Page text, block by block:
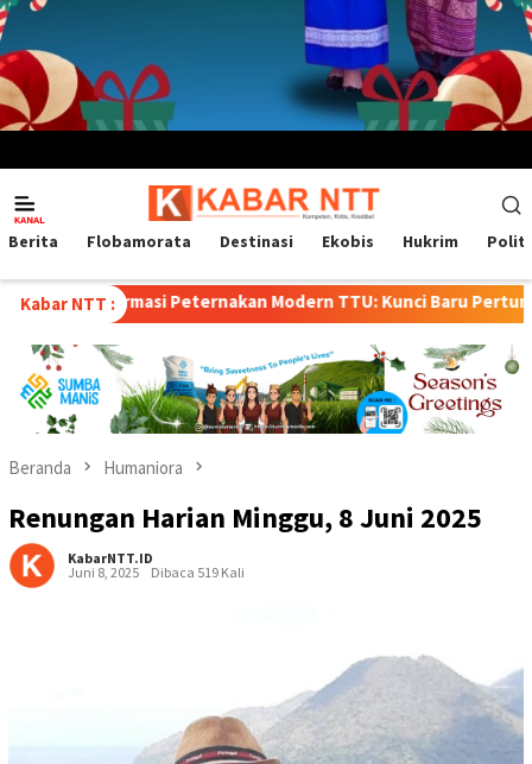
Mobile
Berita Flobamorata Destinasi Ekobis Hukrim
Kabar NTT :
Peternakan Modern TTU: Kunci Baru Pertumbuhan Ekonomi
Beranda Humaniora
Renungan Harian Minggu, 8 Juni 2025
KabarNTT.ID
Juni 8, 2025
Dibaca 519 Kali